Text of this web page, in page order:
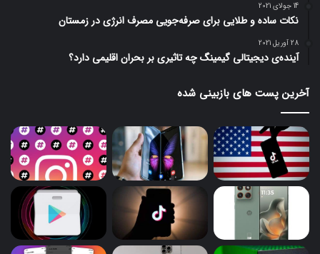
14 جولای 2021
نکات ساده و طلایی برای صرفه‌جویی مصرف انرژی در زمستان
28 آوریل 2021
آینده‌ی دیجیتالی گیمینگ چه تاثیری بر بحران اقلیمی دارد؟
آخرین پست های بازبینی شده